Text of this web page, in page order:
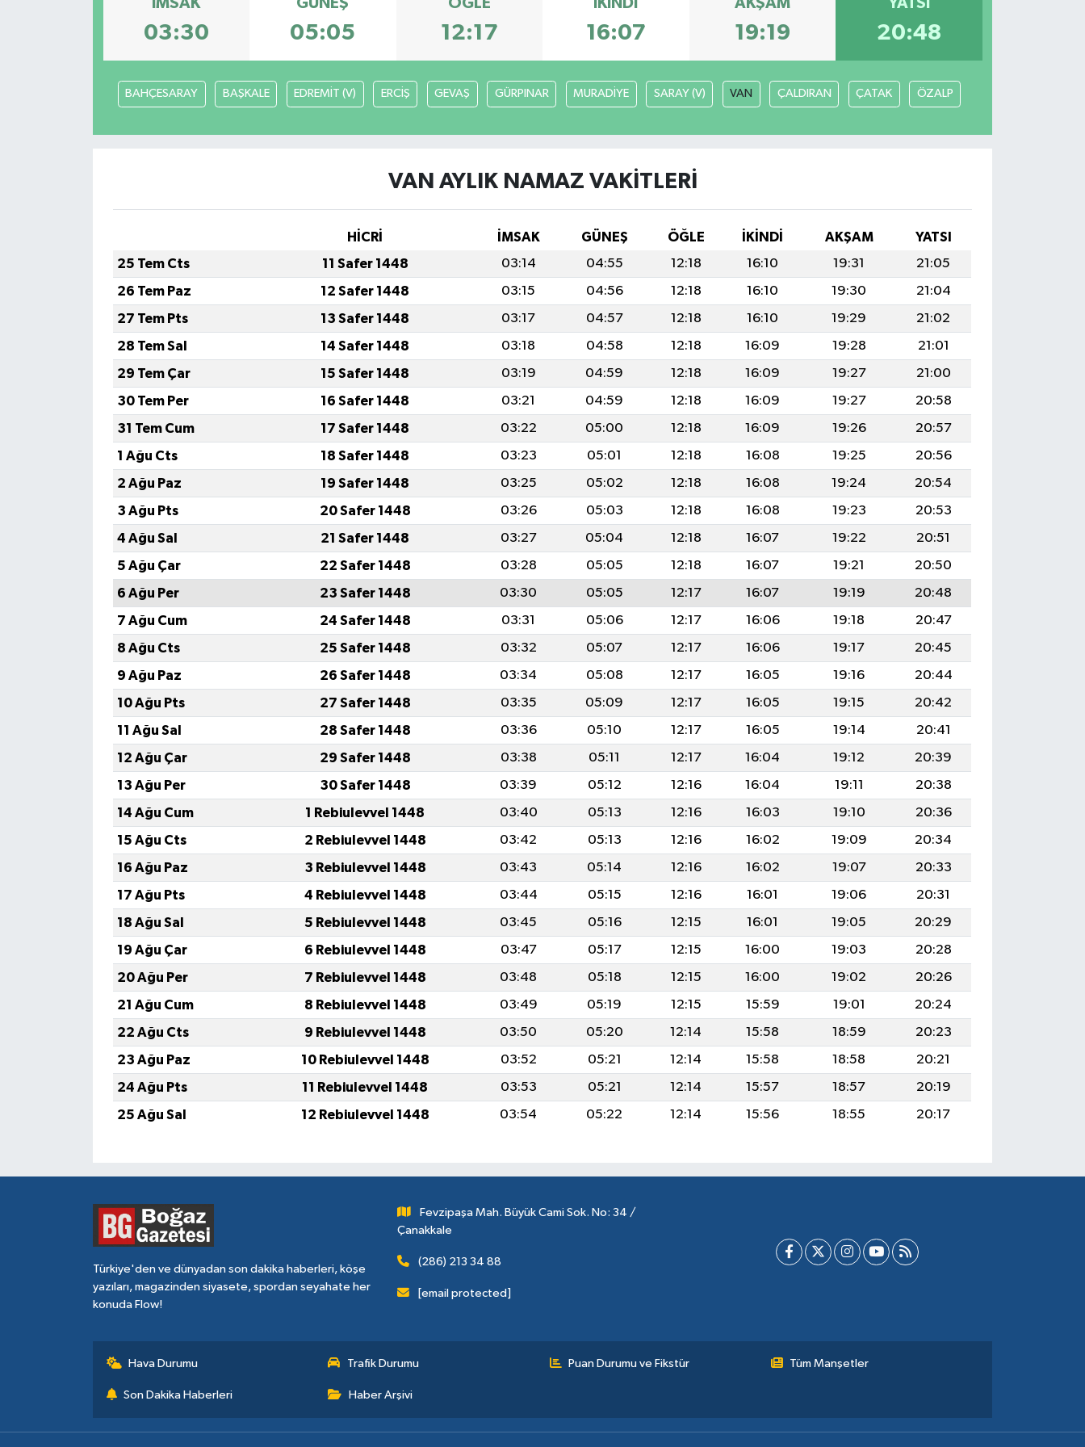
İMSAK
03:30
GÜNEŞ
05:05
ÖĞLE
12:17
İKINDI
16:07
AKŞAM
19:19
YATSI
20:48
BAHÇESARAY BAŞKALE EDREMİT (V) ERCİŞ GEVAŞ GÜRPINAR MURADİYE SARAY (V) VAN ÇALDIRAN ÇATAK ÖZALP
VAN AYLIK NAMAZ VAKITLERI
HİCRİ İMSAK GÜNEŞ ÖĞLE İKINDI AKŞAM
YATSI
25 Tem Cts
11 Safer 1448 03:14 04:55 12:18 16:10 19:31
21:05
26 Tem Paz
12 Safer 1448 03:15 04:56 12:18 16:10 19:30
21:04
27 Tem Pts
13 Safer 1448 03:17 04:57 12:18 16:10 19:29
21:02
28 Tem Sal
14 Safer 1448 03:18 04:58 12:18 16:09 19:28
21:01
29 Tem Çar
15 Safer 1448 03:19 04:59 12:18 16:09 19:27
21:00
30 Tem Per
16 Safer 1448 03:21 04:59 12:18 16:09 19:27
20:58
31 Tem Cum
17 Safer 1448 03:22 05:00 12:18 16:09 19:26
20:57
1 Ağu Cts
18 Safer 1448 03:23 05:01 12:18 16:08 19:25
20:56
2 Ağu Paz
19 Safer 1448 03:25 05:02 12:18 16:08 19:24
20:54
3 Ağu Pts
20 Safer 1448 03:26 05:03 12:18 16:08 19:23
20:53
4 Ağu Sal
21 Safer 1448 03:27 05:04 12:18 16:07 19:22
20:51
5 Ağu Çar
22 Safer 1448 03:28 05:05 12:18 16:07 19:21
20:50
6 Ağu Per
23 Safer 1448 03:30 05:05 12:17 16:07 19:19
20:48
7 Ağu Cum
24 Safer 1448 03:31 05:06 12:17 16:06 19:18
20:47
8 Ağu Cts
25 Safer 1448 03:32 05:07 12:17 16:06 19:17
20:45
9 Ağu Paz
26 Safer 1448 03:34 05:08 12:17 16:05 19:16
20:44
10 Ağu Pts
27 Safer 1448 03:35 05:09 12:17 16:05 19:15
20:42
11 Ağu Sal
28 Safer 1448 03:36 05:10 12:17 16:05 19:14
20:41
12 Ağu Çar
29 Safer 1448 03:38 05:11 12:17 16:04 19:12
20:39
13 Ağu Per
30 Safer 1448 03:39 05:12 12:16 16:04 19:11
20:38
14 Ağu Cum
1 Rebiulevvel 1448 03:40 05:13 12:16 16:03 19:10
20:36
15 Ağu Cts
2 Rebiulevvel 1448 03:42 05:13 12:16 16:02 19:09
20:34
16 Ağu Paz
3 Rebiulevvel 1448 03:43 05:14 12:16 16:02 19:07
20:33
17 Ağu Pts
4 Rebiulevvel 1448 03:44 05:15 12:16 16:01 19:06
20:31
18 Ağu Sal
5 Rebiulevvel 1448 03:45 05:16 12:15 16:01 19:05
20:29
19 Ağu Çar
6 Rebiulevvel 1448 03:47 05:17 12:15 16:00 19:03
20:28
20 Ağu Per
7 Rebiulevvel 1448 03:48 05:18 12:15 16:00 19:02
20:26
21 Ağu Cum
8 Rebiulevvel 1448 03:49 05:19 12:15 15:59 19:01
20:24
22 Ağu Cts
9 Rebiulevvel 1448 03:50 05:20 12:14 15:58 18:59
20:23
23 Ağu Paz
10 Rebiulevvel 1448 03:52 05:21 12:14 15:58 18:58
20:21
24 Ağu Pts
11 Rebiulevvel 1448 03:53 05:21 12:14 15:57 18:57
20:19
25 Ağu Sal
12 Rebiulevvel 1448 03:54 05:22 12:14 15:56 18:55 20:17
Türkiye'den ve dünyadan son dakika haberleri, köşe
yazıları, magazinden siyasete, spordan seyahate her
konuda Flow!
Fevzipaşa Mah. Büyük Cami Sok. No: 34 /
Çanakkale
(286) 213 34 88
[email protected]
Hava Durumu Trafik Durumu Puan Durumu ve Fikstür Tüm Manşetler
Son Dakika Haberleri Haber Arşivi